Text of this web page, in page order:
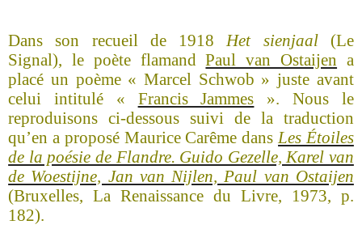
Dans son recueil de 1918 Het sienjaal(Le
Signal), le poète flamandPaul van Ostaijen a
placé un poème « Marcel Schwob » juste avant
celui intitulé « Francis Jammes ». Nous le
reproduisons ci-dessous suivi de la traduction
qu’en a proposé Maurice Carême dans Les Étoiles
de la poésie de Flandre. Guido Gezelle, Karel van
de Woestijne, Jan van Nijlen, Paul van Ostaijen
(Bruxelles, La Renaissance du Livre, 1973, p.
182).